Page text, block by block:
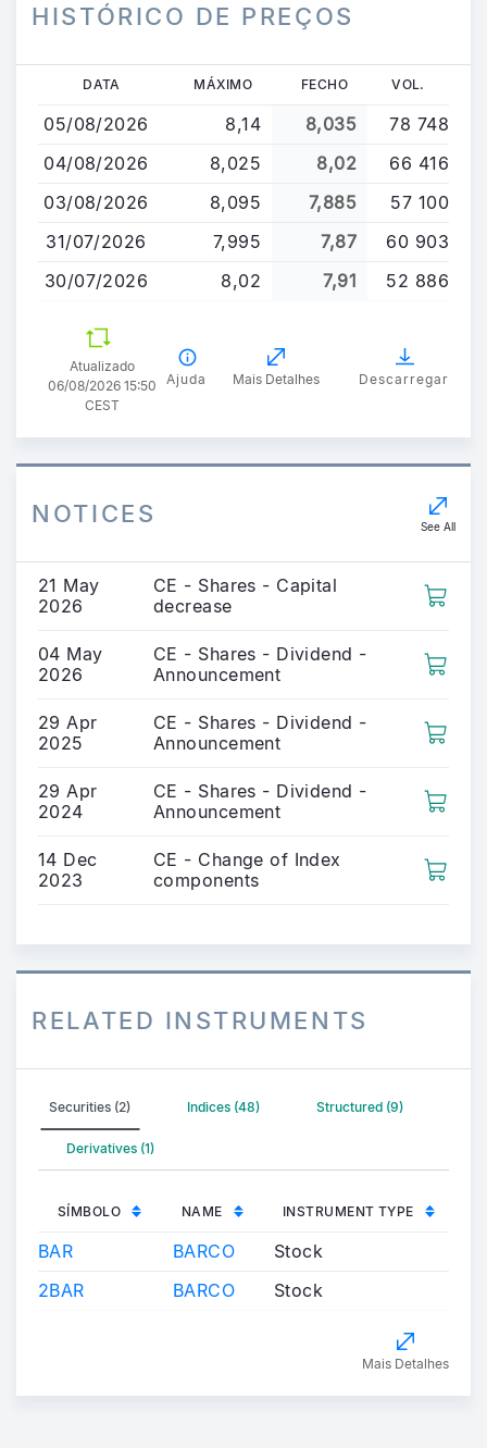
HISTÓRICO DE PREÇOS
Passar
o
conteúdo
DATA MÁXIMO FECHO VOL.
05/08/2026 8,14 8,035
78 748
04/08/2026
8,025 8,02
66 416
03/08/2026
8,095 7,885
57 100
31/07/2026
7,995 7,87
60 903
30/07/2026
8,02 7,91 52 886
Atualizado
06/08/2026 15:50
CEST
Ajuda Mais Detalhes Descarregar
NOTICES See All
21 May
2026
CE - Shares - Capital
decrease
04 May
2026
CE - Shares - Dividend -
Announcement
29 Apr
2025
CE - Shares - Dividend -
Announcement
29 Apr
2024
CE - Shares - Dividend -
Announcement
14 Dec
2023
CE - Change of Index
components
RELATED INSTRUMENTS
Securities (2) Indices (48) Structured (9)
Derivatives (1)
SÍMBOLO NAME INSTRUMENT TYPE
BAR BARCO
Stock
2BAR
BARCO Stock
Mais Detalhes